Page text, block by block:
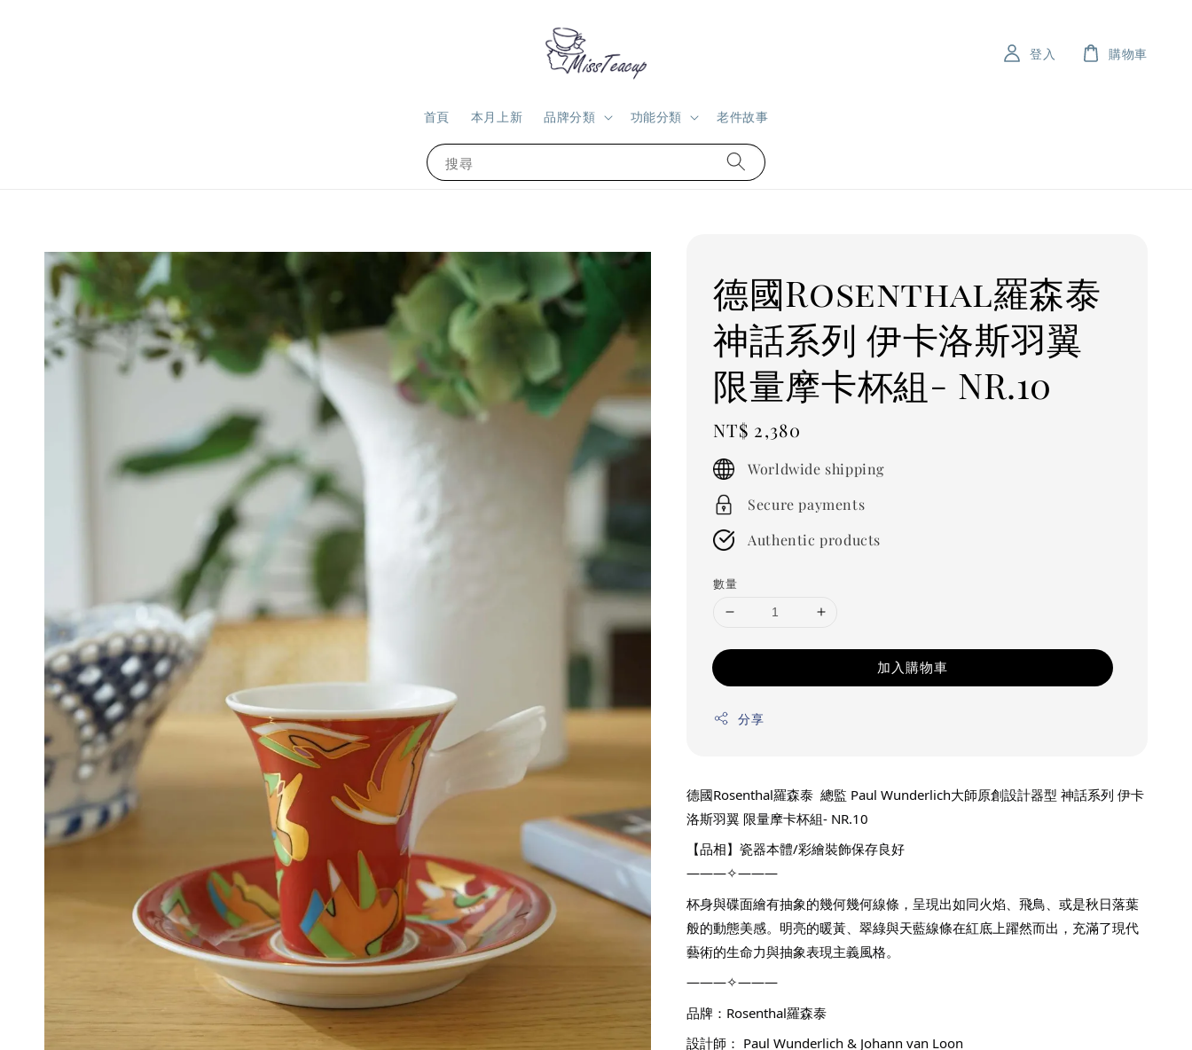
搜尋
首頁 本月上新 品牌分類 功能分類 老件故事
登入 購物車
德國Rosenthal羅森泰
神話系列 伊卡洛斯羽翼
限量摩卡杯組- NR.10
Regular
price
NT$ 2,380
Worldwide shipping
Secure payments
Authentic products
數量
加入購物車
分享
德國Rosenthal羅森泰  總監 Paul Wunderlich大師原創設計器型 神話系列 伊卡
洛斯羽翼 限量摩卡杯組- NR.10
【品相】瓷器本體/彩繪裝飾保存良好
———✧———
杯身與碟面繪有抽象的幾何幾何線條，呈現出如同火焰、飛鳥、或是秋日落葉
般的動態美感。明亮的暖黃、翠綠與天藍線條在紅底上躍然而出，充滿了現代
藝術的生命力與抽象表現主義風格。
———✧———
品牌：Rosenthal羅森泰
設計師： Paul Wunderlich & Johann van Loon